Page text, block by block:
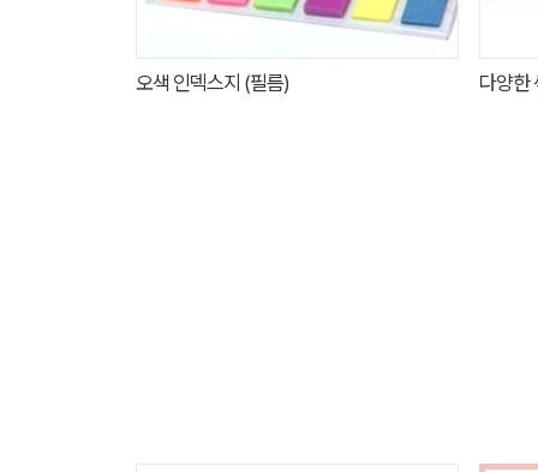
오색 인덱스지 (필름) 다양한